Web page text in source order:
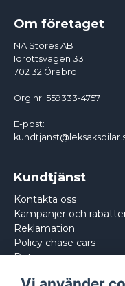
Om företaget
NA Stores AB
Idrottsvägen 33
702 32 Örebro
Org.nr: 559333-4757
E-post:
Kundtjänst
Kontakta oss
Kampanjer och
Reklamation
Policy chase cars
Returnera